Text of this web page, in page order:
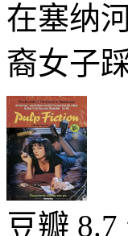
在塞纳
裔女子
豆瓣 8.7